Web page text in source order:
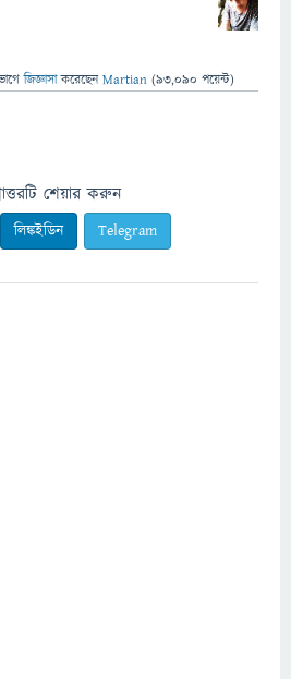
জিজ্ঞাসাকরেছেনMartian (93,090 পয়েন্ট)
শেয়ার করুন
লিঙ্কইডিন Telegram